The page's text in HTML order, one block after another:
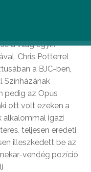
a világ egyik
Chris Potterrel
a BJC-ben,
Színházának
pedig az Opus
ott volt ezeken a
alkalommal igazi
teljesen eredeti
illeszkedett be az
vendég pozíció